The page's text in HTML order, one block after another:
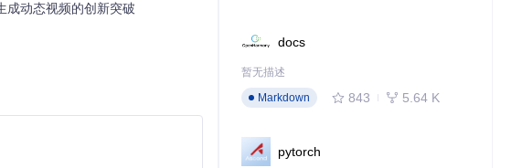
抽象的力学原理可视化，学生理
程。
成动态视频的创新突破
docs
暂无描述
Markdown
843 5.64 K
pytorch